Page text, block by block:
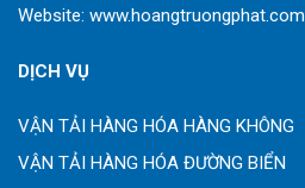
Website: www.hoangtruongphat.com
DỊCH VỤ
VẬN TẢI HÀNG HÓA HÀNG KHÔNG
VẬN TẢI HÀNG HÓA ĐƯỜNG BIỂN